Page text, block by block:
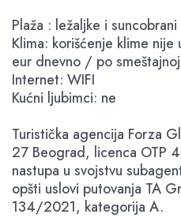
Plaža : ležaljke i
Klima: korišćenje klime
eur dnevno / po
Internet: WIFI
Kućni ljubimci: ne
Turistička agencija Forza
27 Beograd, licenca OTP
nastupa u svojstvu
opšti uslovi putovanja TA
134/2021, kategorija A.